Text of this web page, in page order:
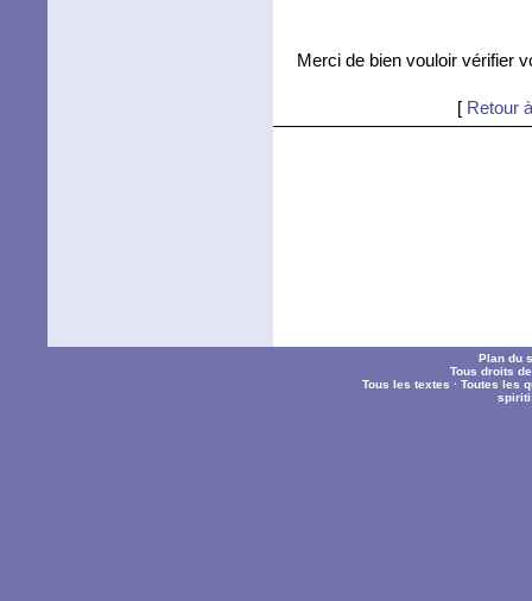
Merci de bien vouloir vérifier
[ Retour
Plan du
Tous droits
Tous les textes ·Toutes les